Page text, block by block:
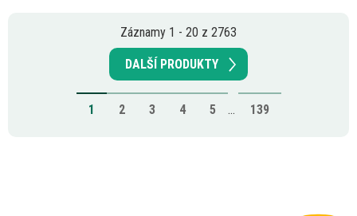
Záznamy 1 - 20 z 2763
DALŠÍ PRODUKTY
1 2 3 4 5 ... 139